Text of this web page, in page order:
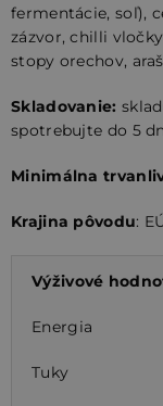
fermentácie, soľ),
zázvor, chilli
stopy orechov,
Skladovanie:
spotrebujte do 5
Minimálna
Krajina pôvodu:
Výživové
Energia
Tuky